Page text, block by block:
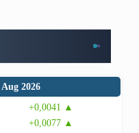
2026
+0,0041 ▲
+0,0077 ▲